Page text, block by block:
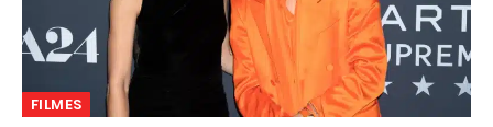
FILMES